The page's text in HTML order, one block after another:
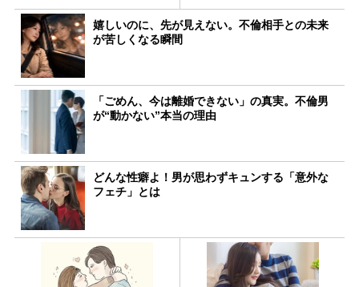
嬉しいのに、先が見えない。不倫相手との未来
が苦しくなる瞬間
「ごめん、今は離婚できない」の真実。不倫男
が“動かない”本当の理由
どんな性癖よ！男が思わずキュンする「意外な
フェチ」とは